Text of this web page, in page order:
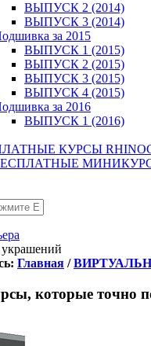
ВЫПУСК 2 (2014)
ВЫПУСК 3 (2014)
за 2015
ВЫПУСК 1 (2015)
ВЫПУСК 2 (2015)
ВЫПУСК 3 (2015)
ВЫПУСК 4 (2015)
за 2016
ВЫПУСК 1 (2016)
КУРСЫ
Главная /
которые точно